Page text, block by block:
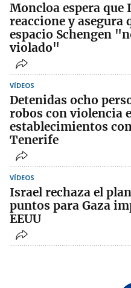
Moncloa espera que
reaccione y asegura
espacio Schengen
violado"
VÍDEOS
Detenidas ocho
robos con violencia
establecimientos
Tenerife
VÍDEOS
Israel rechaza el
puntos para Gaza
EEUU